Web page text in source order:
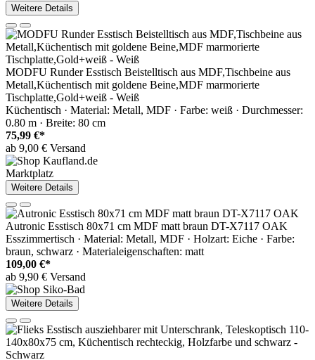
Weitere Details
MODFU Runder Esstisch Beistelltisch aus MDF,Tischbeine aus
Metall,Küchentisch mit goldene Beine,MDF marmorierte
Tischplatte,Gold+weiß - Weiß
Küchentisch · Material: Metall, MDF · Farbe: weiß · Durchmesser:
0.80 m · Breite: 80 cm
75,99 €*
ab 9,00 € Versand
Marktplatz
Weitere Details
Autronic Esstisch 80x71 cm MDF matt braun DT-X7117 OAK
Esszimmertisch · Material: Metall, MDF · Holzart: Eiche · Farbe:
braun, schwarz · Materialeigenschaften: matt
109,00 €*
ab 9,90 € Versand
Weitere Details